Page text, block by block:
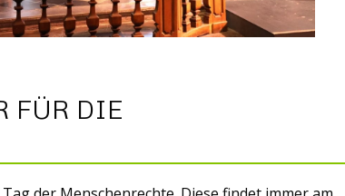
FÜR DIE